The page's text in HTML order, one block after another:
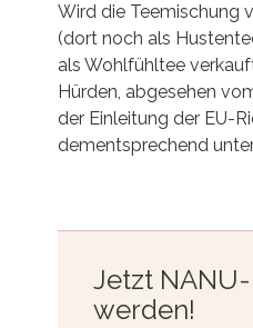
Wird die Teemischung
(dort noch als
als Wohlfühltee
Hürden, abgesehen
der Einleitung der EU-
dementsprechend
Jetzt
werden!